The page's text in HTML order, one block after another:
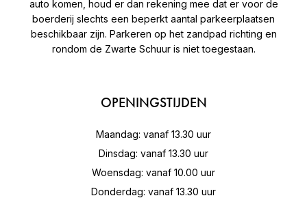
auto komen, houd er dan rekening mee dat er voor de
boerderij slechts een beperkt aantal parkeerplaatsen
beschikbaar zijn. Parkeren op het zandpad richting en
rondom de Zwarte Schuur is niet toegestaan.
OPENINGSTIJDEN
Maandag: vanaf 13.30 uur
Dinsdag: vanaf 13.30 uur
Woensdag: vanaf 10.00 uur
Donderdag: vanaf 13.30 uur